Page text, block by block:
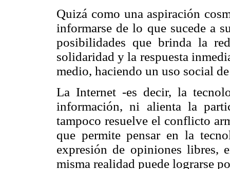
Quizá como una aspiración
informarse de lo que sucede a
posibilidades que brinda la
solidaridad y la respuesta
medio, haciendo un uso social
La Internet -es decir, la
información, ni alienta la
tampoco resuelve el conflicto
que permite pensar en la
expresión de opiniones libres,
misma realidad puede lograrse